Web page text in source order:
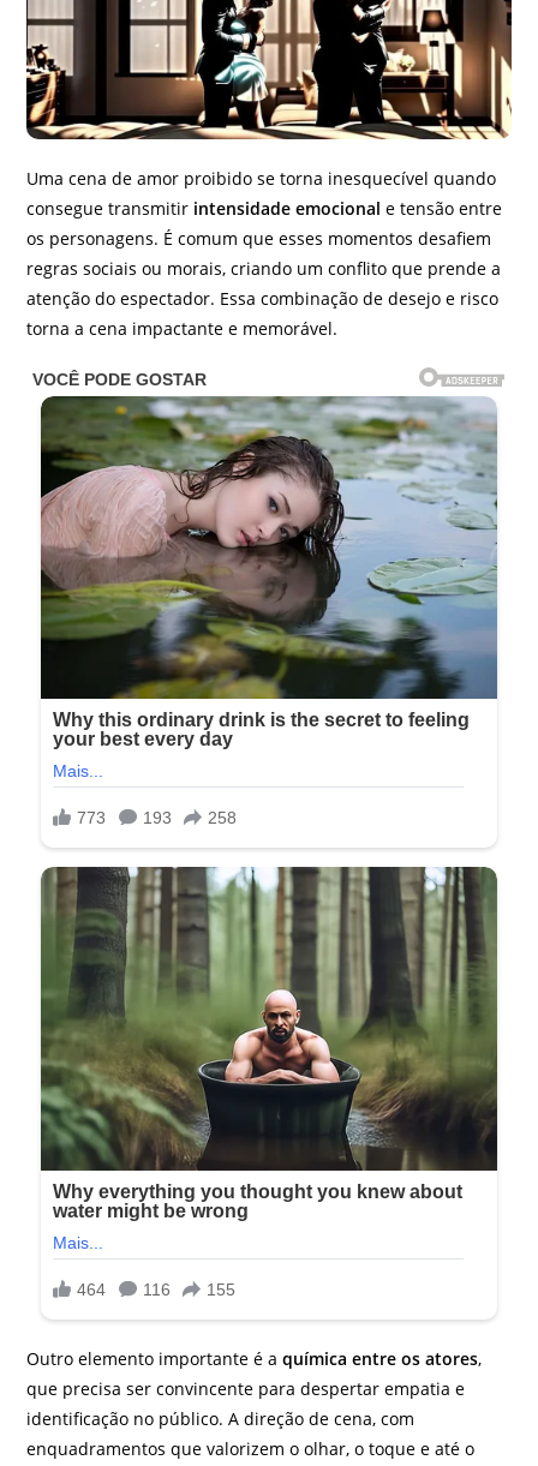
Uma cena de amor proibido se torna inesquecível quando
consegue transmitir intensidade emocional e tensão entre
os personagens. É comum que esses momentos desafiem
regras sociais ou morais, criando um conflito que prende a
atenção do espectador. Essa combinação de desejo e risco
torna a cena impactante e memorável.
Outro elemento importante é aquímica entre os atores,
que precisa ser convincente para despertar empatia e
identificação no público. A direção de cena, com
enquadramentos que valorizem o olhar, o toque e até o